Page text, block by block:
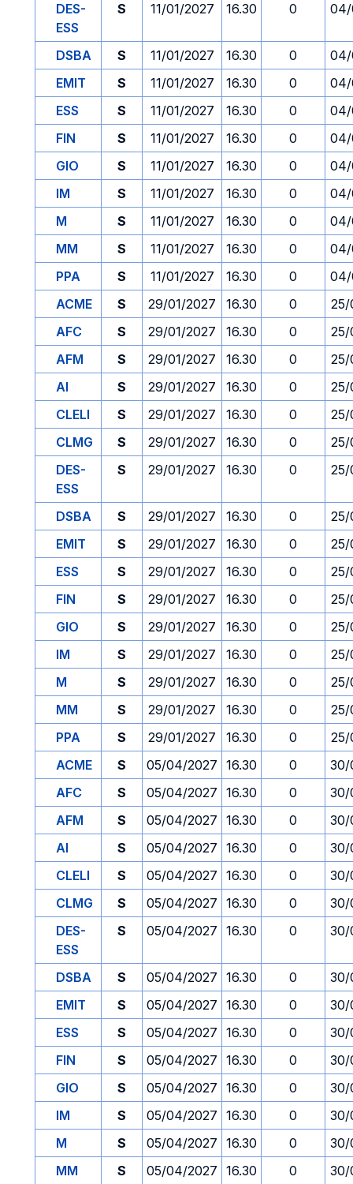
DES-
ESS
S 11/01/2027 16.30 0 04/
DSBA S 11/01/2027 16.30 0
04/
EMIT
S 11/01/2027 16.30 0
04/
ESS
S 11/01/2027 16.30 0
04/
FIN
S 11/01/2027 16.30 0
04/
GIO
S 11/01/2027 16.30 0
04/
IM
S 11/01/2027 16.30 0
04/
M
S 11/01/2027 16.30 0
04/
MM
S 11/01/2027 16.30 0
04/
PPA
S 11/01/2027 16.30 0
04/
ACME
S 29/01/2027 16.30 0
25/
AFC
S 29/01/2027 16.30 0
25/
AFM
S 29/01/2027 16.30 0
25/
AI
S 29/01/2027 16.30 0
25/
CLELI
S 29/01/2027 16.30 0
25/
CLMG
S 29/01/2027 16.30 0
25/
DES-
ESS
S 29/01/2027 16.30 0 25/
DSBA S 29/01/2027 16.30 0
25/
EMIT
S 29/01/2027 16.30 0
25/
ESS
S 29/01/2027 16.30 0
25/
FIN
S 29/01/2027 16.30 0
25/
GIO
S 29/01/2027 16.30 0
25/
IM
S 29/01/2027 16.30 0
25/
M
S 29/01/2027 16.30 0
25/
MM
S 29/01/2027 16.30 0
25/
PPA
S 29/01/2027 16.30 0
25/
ACME
S 05/04/2027 16.30 0
30/
AFC
S 05/04/2027 16.30 0
30/
AFM
S 05/04/2027 16.30 0
30/
AI
S 05/04/2027 16.30 0
30/
CLELI
S 05/04/2027 16.30 0
30/
CLMG
S 05/04/2027 16.30 0
30/
DES-
ESS
S 05/04/2027 16.30 0 30/
DSBA S 05/04/2027 16.30 0
30/
EMIT
S 05/04/2027 16.30 0
30/
ESS
S 05/04/2027 16.30 0
30/
FIN
S 05/04/2027 16.30 0
30/
GIO
S 05/04/2027 16.30 0
30/
IM
S 05/04/2027 16.30 0
30/
M
S 05/04/2027 16.30 0
30/
MM
S 05/04/2027 16.30 0 30/